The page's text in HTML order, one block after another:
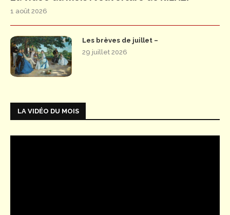
1 août 2026
Les brèves de juillet –
29 juillet 2026
LA VIDÉO DU MOIS